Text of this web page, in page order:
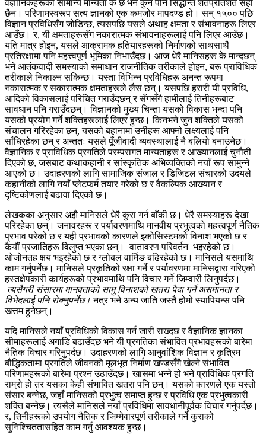
वैज्ञानिकहरूको सामान्य मान्यता के छ भने कुनै पनि सिद्धान्त शतप्रतिशत सही
छैन। परिणामस्वरूप सत्य ज्ञानको एक कमजोर मापदण्ड हो। सन् १५०० पछि
विज्ञान प्रविधिसँग जोडिन्छ, त्यसपछि यसले अथाह क्षमता र संभावनाहरू लिएर
आउँछ। र, यी क्षमताहरूसँग नकारात्मक संभावनाहरूलाई पनि लिएर आउँछ।
यति मात्र होइन, यसले आक्रामक हतियारहरूको निर्माणको साथसाथै
प्रतिरक्षामा पनि महत्त्वपूर्ण भूमिका निभाउँदछ। आज धेरै मानिसहरू के मान्दछन्
भने आतंकवादी समस्याको समाधान राजनीतिक तरीकाले होइन, बरू प्राविधिक
तरीकाले निकाल्न सकिन्छ। यस्ता विभिन्न प्रविधिहरू अनन्त रूपमा
नकारात्मक र सकारात्मक क्षमताहरूले लैस छन्। यसपछि हरारी यी प्रविधि,
आदिको विकासलाई परिचित गराउँदछन् र सँगसँगै हामीलाई तिनीहरूबाट
सावधान पनि गराउँदछन्। विज्ञानको मुख्य चिन्ता यसको विकास भन्दा पनि
यसको प्रयोग गर्ने शक्तिहरूलाई लिएर हुन्छ। किनभने जुन शक्तिले यसको
संचालन गरिरहेका छन्, यसको बहानामा उनीहरू आफ्नो लक्ष्यलाई पनि
साँधिरहेका छन् र अन्ततः यसले पूँजीवादी व्यवस्थालाई नै बलियो बनाउनेछ।
वैज्ञानिक र प्राविधिक प्रगतिले परम्परागत मान्यताहरू र आख्यानलाई चुनौती
दिएको छ, जसबाट कथाकहानी र सांस्कृतिक अभिव्यक्तिको नयाँ रूप सामुन्ने
आएको छ। उदाहरणको लागि सामाजिक संजाल र डिजिटल संचारको उदयले
कहानीको लागि नयाँ प्लेटफर्म तयार गरेको छ र वैकल्पिक आख्यान र
दृष्टिकोणलाई बढावा दिएको छ।
लेखकका अनुसार अझै मानिसले धेरै कुरा गर्न बाँकी छ। धेरै समस्याहरू देखा
परिरहेका छन्। जनावरहरू र पर्यावरणमाथि मानवीय प्रभुत्वको महत्त्वपूर्ण नैतिक
प्रभाव परेको छ र यही प्रभावको कारणले इकोसिस्टमको विनाश भएको छ र
कैयौं प्रजातिहरू विलुप्त भएका छन्। वातावरण परिवर्तन भइरहेको छ।
ओजोनतह क्षय भइरहेको छ र ग्लोबल वार्मिङ बढिरहेको छ। मानिसले यसमाथि
काम गर्नुपर्नेछ। मानिसले प्रकृतिको रक्षा गर्ने र पर्यावरणमा मानिसद्वारा गरिएको
हस्तक्षेपकारी कार्यहरूको प्रभावमाथि पनि विचार गर्ने जिम्वारी लिनुपर्दछ।
त्यसैगरी संसारमा मानवताको सामु विनाशको खतरा पैदा गर्ने असमानता र
विभेदलाई पनि रोक्नुपर्नेछ। नत्र भने अन्य जाति जस्तै होमो स्यापियन्स पनि
खत्तम हुनेछन्।
यदि मानिसले नयाँ प्रविधिको विकास गर्न जारी राख्दछ र वैज्ञानिक ज्ञानका
सीमाहरूलाई अगाडि बढाउँदछ भने यी प्रगतिका संभावित प्रभावहरूको बारेमा
नैतिक विचार गरिनुपर्दछ। उदाहरणको लागि आनुवांशिक विज्ञान र कृत्रिम
बौद्धिकतामा प्रगतिले जीवनको मूलभूत निर्माण खण्डसँगै खेल्ने संभावित
परिणामहरूको बारेमा प्रश्न उठाउँदछ। खासमा भन्ने हो भने प्राविधिक प्रगति
राम्रो हो तर यसका केही संभावित खतरा पनि छन्। यसको कारणले एक यस्तो
संसार बन्नेछ, जहाँ मानिसको प्रभुत्व समाप्त हुन्छ र प्रविधि एक प्रभुत्वकारी
शक्ति बन्नेछ। त्यसैले मानिसले नयाँ प्रविधिमा सावधानीपूर्वक विचार गर्नुपर्दछ।
र, तिनीहरूको उपयोग नैतिक र जिम्मेवारपूर्ण तरीकाले गर्ने कुराको
सुनिश्चिततासहित काम गर्नु आवश्यक हुन्छ।